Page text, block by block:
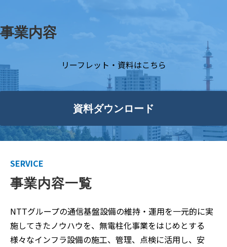
事業内容
リーフレット・資料はこちら
資料ダウンロード
SERVICE
事業内容一覧
NTTグループの通信基盤設備の維持・運用を一元的に実
施してきたノウハウを、無電柱化事業をはじめとする
様々なインフラ設備の施工、管理、点検に活用し、安